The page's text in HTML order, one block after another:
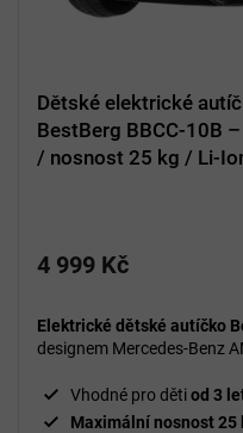
Dětské elektrické
BestBerg BBCC-10B
/ nosnost 25 kg / Li-
4 999 Kč
Elektrické dětské autíčko
designem Mercedes-Benz
jízdu.Vhodné pro dětiod 3
Maximální nosnost 25